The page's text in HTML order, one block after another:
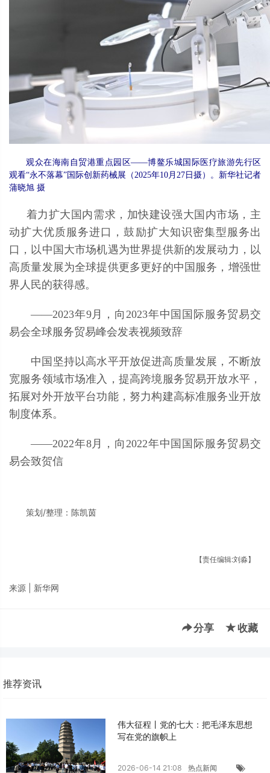
观众在海南自贸港重点园区——博鳌乐城国际医疗旅游先行区
观看“永不落幕”国际创新药械展（2025年10月27日摄）。新华社记者
蒲晓旭 摄
着力扩大国内需求，加快建设强大国内市场，主
动扩大优质服务进口，鼓励扩大知识密集型服务出
口，以中国大市场机遇为世界提供新的发展动力，以
高质量发展为全球提供更多更好的中国服务，增强世
界人民的获得感。
——2023年9月，向2023年中国国际服务贸易交
易会全球服务贸易峰会发表视频致辞
中国坚持以高水平开放促进高质量发展，不断放
宽服务领域市场准入，提高跨境服务贸易开放水平，
拓展对外开放平台功能，努力构建高标准服务业开放
制度体系。
——2022年8月，向2022年中国国际服务贸易交
易会致贺信
策划/整理：陈凯茵
【责任编辑:刘淼】
来源 | 新华网
分享 收藏
推荐资讯
伟大征程丨党的七大：把毛泽东思想
写在党的旗帜上
2026-06-14 21:08 热点新闻